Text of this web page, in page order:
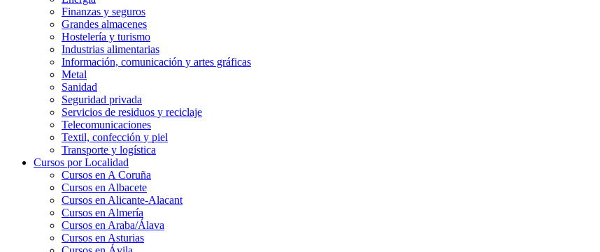
Finanzas y seguros
Grandes almacenes
Hostelería y turismo
Industrias alimentarias
Información, comunicación y artes gráficas
Metal
Sanidad
Seguridad privada
Servicios de residuos y reciclaje
Telecomunicaciones
Textil, confección y piel
Transporte y logística
Cursos por Localidad
Cursos en A Coruña
Cursos en Albacete
Cursos en Alicante-Alacant
Cursos en Almería
Cursos en Araba/Álava
Cursos en Asturias